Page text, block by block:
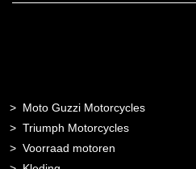
Moto Guzzi Motorcycles
Triumph Motorcycles
Voorraad motoren